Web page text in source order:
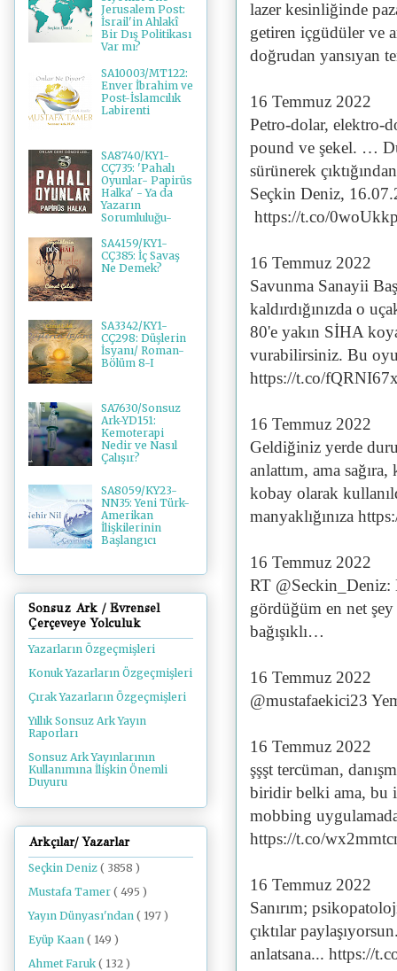
lazer kesinliğinde
getiren içgüdüler ve
doğrudan yansıyan
16 Temmuz 2022
Petro-dolar, elektro-
pound ve şekel. …
sürünerek
Seçkin Deniz,
https://t.co/
16 Temmuz 2022
Savunma Sanayii
kaldırdığınızda o
80'e yakın SİHA
vurabilirsiniz. Bu
https://t.co/
16 Temmuz 2022
Geldiğiniz yerde
anlattım, ama
kobay olarak
manyaklığınıza
16 Temmuz 2022
RT @Seckin_Deniz:
gördüğüm en net şey
bağışıklı…
16 Temmuz 2022
@mustafaekici23
16 Temmuz 2022
şşşt tercüman,
biridir belki ama, bu
mobbing
https://t.co/
16 Temmuz 2022
Sanırım;
çıktılar
anlatsana... https://
Jerusalem Post:
İsrail'in Ahlakî
Bir Dış Politikası
Var mı?
SA10003/MT122:
Enver İbrahim ve
Post-İslamcılık
Labirenti
SA8740/KY1-
CÇ735: 'Pahalı
Oyunlar- Papirüs
Halka' - Ya da
Yazarın
Sorumluluğu-
SA4159/KY1-
CÇ385: İç Savaş
Ne Demek?
SA3342/KY1-
CÇ298: Düşlerin
İsyanı/ Roman-
Bölüm 8-I
SA7630/Sonsuz
Ark-YD151:
Kemoterapi
Nedir ve Nasıl
Çalışır?
SA8059/KY23-
NN35: Yeni Türk-
Amerikan
İlişkilerinin
Başlangıcı
Sonsuz Ark / Evrensel
Çerçeveye Yolculuk
Yazarların Özgeçmişleri
Konuk Yazarların Özgeçmişleri
Çırak Yazarların Özgeçmişleri
Yıllık Sonsuz Ark Yayın
Raporları
Sonsuz Ark Yayınlarının
Kullanımına İlişkin Önemli
Duyuru
Arkçılar/ Yazarlar
Seçkin Deniz ( 3858 )
Mustafa Tamer ( 495 )
Yayın Dünyası'ndan ( 197 )
Eyüp Kaan ( 149 )
Ahmet Faruk ( 132 )